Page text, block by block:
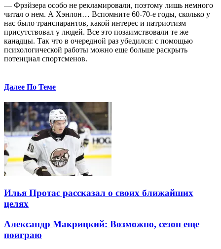
— Фрэйзера особо не рекламировали, поэтому лишь немного
читал о нем. А Хэнлон… Вспомните 60-70-е годы, сколько у
нас было транспарантов, какой интерес и патриотизм
присутствовал у людей. Все это позаимствовали те же
канадцы. Так что в очередной раз убедился: с помощью
психологической работы можно еще больше раскрыть
потенциал спортсменов.
Далее По Теме
Илья Протас рассказал о своих ближайших
целях
Александр Макрицкий: Возможно, сезон еще
поиграю